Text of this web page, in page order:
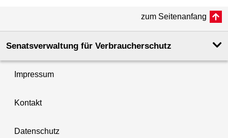
zum Seitenanfang
Senatsverwaltung für Verbraucherschutz
Impressum
Kontakt
Datenschutz